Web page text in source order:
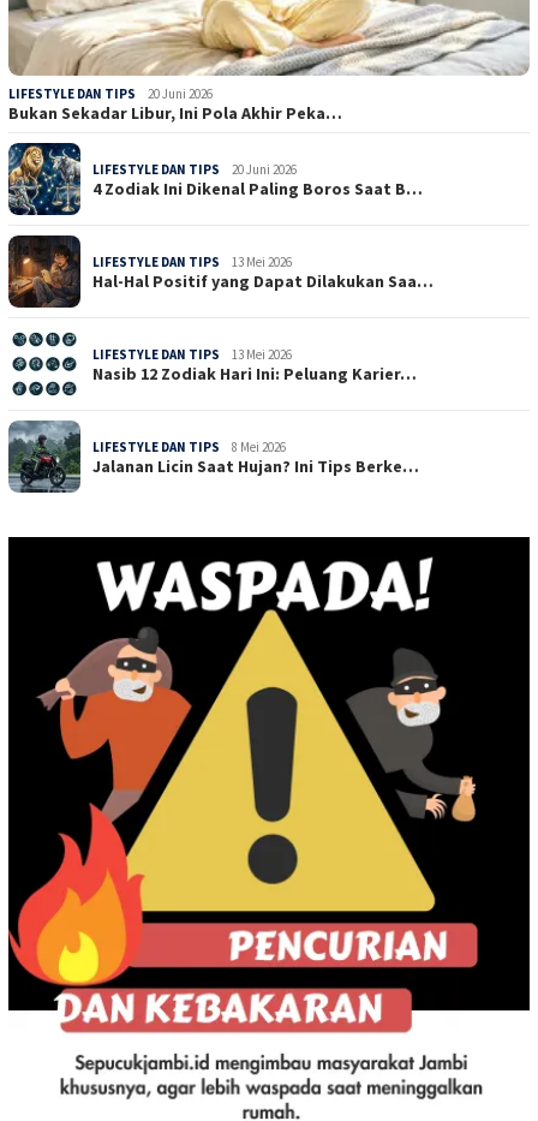
LIFESTYLE DAN TIPS 20 Juni 2026
Bukan Sekadar Libur, Ini Pola Akhir Peka…
LIFESTYLE DAN TIPS 20 Juni 2026
4 Zodiak Ini Dikenal Paling Boros Saat B…
LIFESTYLE DAN TIPS 13 Mei 2026
Hal-Hal Positif yang Dapat Dilakukan Saa…
LIFESTYLE DAN TIPS 13 Mei 2026
Nasib 12 Zodiak Hari Ini: Peluang Karier…
LIFESTYLE DAN TIPS 8 Mei 2026
Jalanan Licin Saat Hujan? Ini Tips Berke…